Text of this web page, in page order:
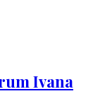
Ivana